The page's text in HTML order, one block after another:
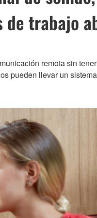
de trabajo
remota sin
pueden llevar un